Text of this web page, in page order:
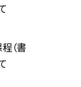
（書